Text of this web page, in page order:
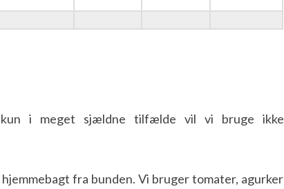
kun i meget sjældne tilfælde vil vi bruge ikke
fra bunden. Vi bruger tomater, agurker